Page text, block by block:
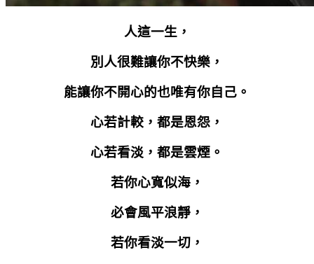
人這一生，
別人很難讓你不快樂，
能讓你不開心的也唯有你自己。
心若計較，都是恩怨，
心若看淡，都是雲煙。
若你心寬似海，
必會風平浪靜，
若你看淡一切，